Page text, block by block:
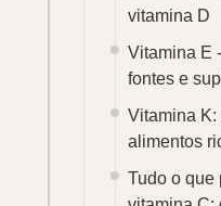
vitamina D
Vitamina E
fontes e
Vitamina
alimentos
Tudo o que